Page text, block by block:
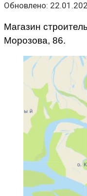
Обновлено:
Магазин
Морозова, 86.